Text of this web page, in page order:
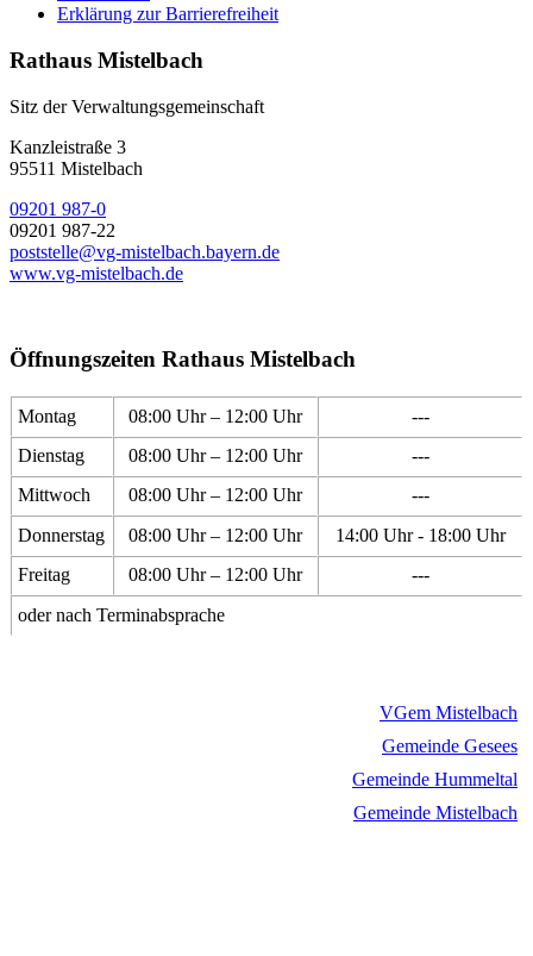
Erklärung zur Barrierefreiheit
Rathaus Mistelbach
Sitz der Verwaltungsgemeinschaft
Kanzleistraße 3
95511 Mistelbach
09201 987-0
09201 987-22
poststelle@vg-mistelbach.bayern.de
www.vg-mistelbach.de
Öffnungszeiten Rathaus Mistelbach
Montag 08:00 Uhr – 12:00 Uhr
---
Dienstag
08:00 Uhr – 12:00 Uhr
---
Mittwoch
08:00 Uhr – 12:00 Uhr
---
Donnerstag
08:00 Uhr – 12:00 Uhr
14:00 Uhr - 18:00 Uhr
Freitag
08:00 Uhr – 12:00 Uhr
---
oder nach Terminabsprache
VGem Mistelbach
Gemeinde Gesees
Gemeinde Hummeltal
Gemeinde Mistelbach